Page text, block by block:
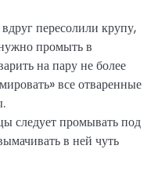
пересолили крупу,
промыть в
на пару не более
все отваренные
следует промывать под
в ней чуть